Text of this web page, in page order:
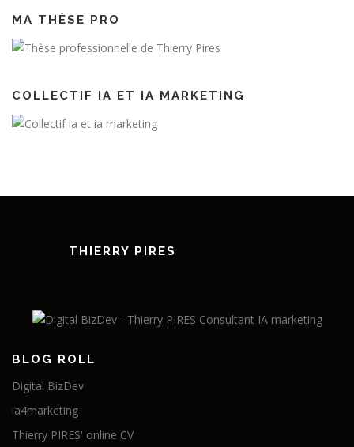
MA THÈSE PRO
COLLECTIF IA ET IA MARKETING
THIERRY PIRES
BLOG ROLL
Digital BizDev
ia4marketing
Thierry PIRES' online CV